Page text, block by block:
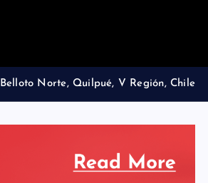
Belloto Norte, Quilpué, V Región, Chile